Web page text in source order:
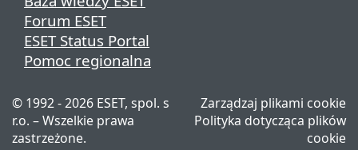
Forum ESET
ESET Status Portal
Pomoc regionalna
© 1992 - 2026 ESET, spol. s
r.o. – Wszelkie prawa
zastrzeżone.
Zarządzaj plikami cookie
Polityka dotycząca plików
cookie